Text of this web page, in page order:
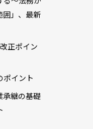
囲」、最新
正ポイン
ポイント
承継の基礎